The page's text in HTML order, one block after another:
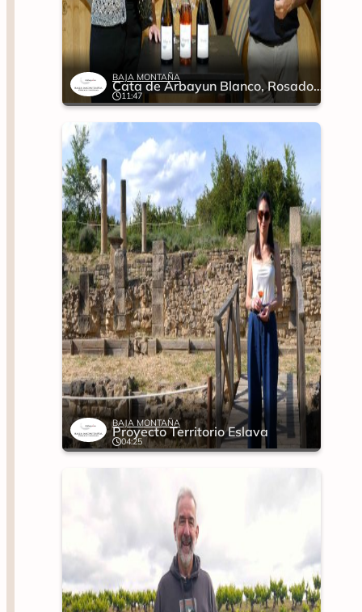
BAJA MONTAÑA
Cata de Arbayun Blanco, Rosado y Tinto
11:47
BAJA MONTAÑA
Proyecto Territorio Eslava
04:25